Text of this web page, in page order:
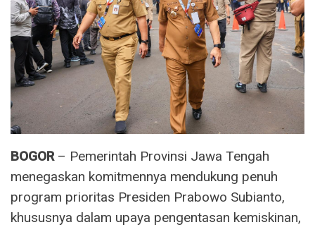
BOGOR– Pemerintah Provinsi Jawa Tengah
menegaskan komitmennya mendukung penuh
program prioritas Presiden Prabowo Subianto,
khususnya dalam upaya pengentasan kemiskinan,